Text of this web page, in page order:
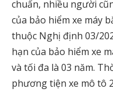
chuẩn, nhiều người
của bảo hiểm xe máy
thuộc Nghị định 03/
hạn của bảo hiểm xe
và tối đa là 03 năm.
phương tiện xe mô tô